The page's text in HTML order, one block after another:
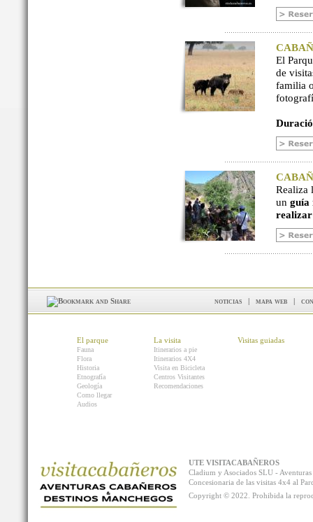
El
de
familia
Realiza
un guía
noticias | mapa web |
El parque
Fauna
Flora
Historia
Etnografía
Geología
Como llegar
Audios
La visita
Itinerarios a pie
Itinerarios 4X4
Visita en Bicicleta
Centros Visitantes
Recomendaciones
Visitas guiadas
UTE VISITACABAÑEROS
Cladium y Asociados SLU -
Concesionaria de las visitas 4x4 al
Copyright © 2022. Prohibida la